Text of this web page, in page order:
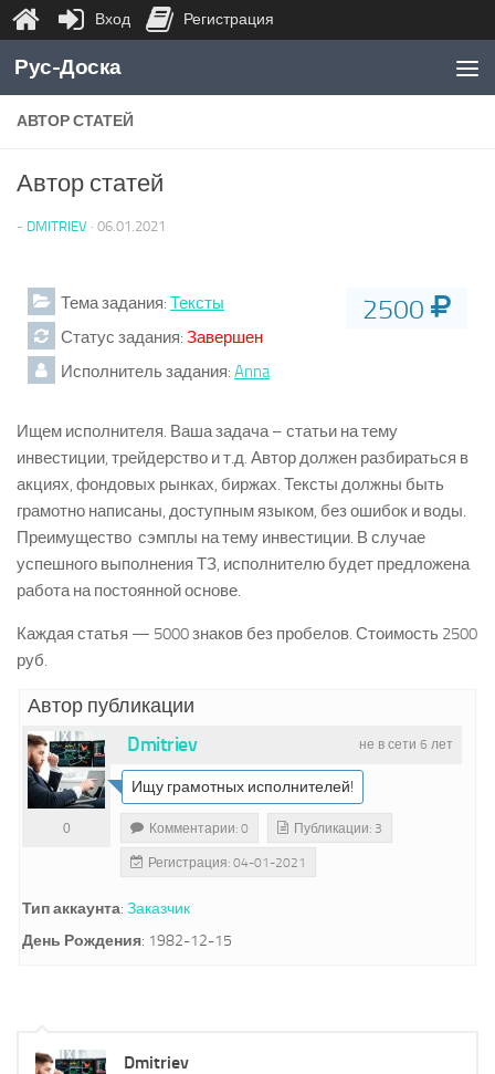
Перейти к содержимому
Рус-Доска
АВТОР СТАТЕЙ
Автор статей
- DMITRIEV · 06.01.2021
2500
Тема задания: Тексты
Статус задания: Завершен
Исполнитель задания: Anna
Ищем исполнителя. Ваша задача – статьи на тему
инвестиции, трейдерство и т.д. Автор должен разбираться в
акциях, фондовых рынках, биржах. Тексты должны быть
грамотно написаны, доступным языком, без ошибок и воды.
Преимущество сэмплы на тему инвестиции. В случае
успешного выполнения ТЗ, исполнителю будет предложена
работа на постоянной основе.
Каждая статья — 5000 знаков без пробелов. Стоимость 2500
руб.
Автор публикации
не в сети 6 лет
Dmitriev
0
Ищу грамотных исполнителей!
Комментарии: 0 Публикации: 3
Регистрация: 04-01-2021
Тип аккаунта: Заказчик
День Рождения: 1982-12-15
Dmitriev
Вход Регистрация